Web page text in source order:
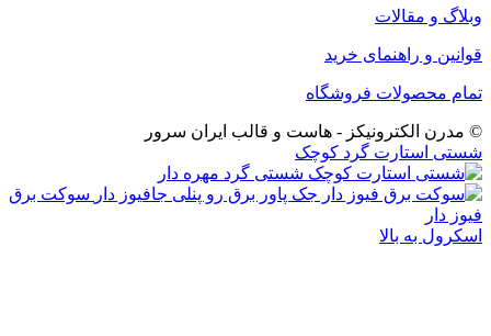
وبلاگ و مقالات
قوانین و راهنمای خرید
تمام محصولات فروشگاه
© مدرن الکترونیکز - هاست و قالب ایران سرور
شستی استارت گرد کوچک
سوکت برق
فیوز دار
اسکرول به بالا